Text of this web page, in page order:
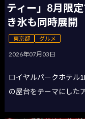
ティー」8月限
き氷も同時展開
東京都 グルメ
2026年07月03日
ロイヤルパークホテル
の屋台をテーマにした